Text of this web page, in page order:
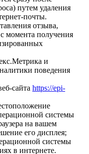
путем удаления
почты.
отзыва,
момента получения
и
поведения
сайта https://epi-
системы
на вашем
его дисплея;
системы
в интернете.